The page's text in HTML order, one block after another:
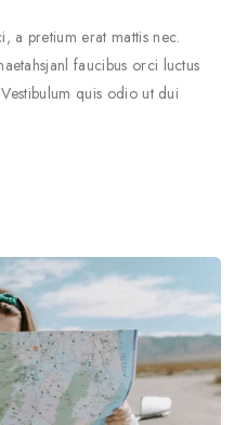
a pretium erat mattis nec.
faucibus orci luctus
quis odio ut dui